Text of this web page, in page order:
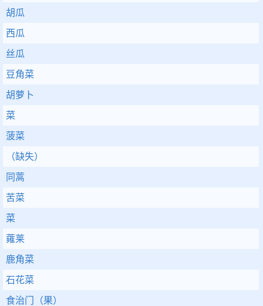
胡瓜
西瓜
丝瓜
豆角菜
胡萝卜
菜
菠菜
（缺失）
同蒿
苦菜
菜
蕹莱
鹿角菜
石花菜
食治门（果）